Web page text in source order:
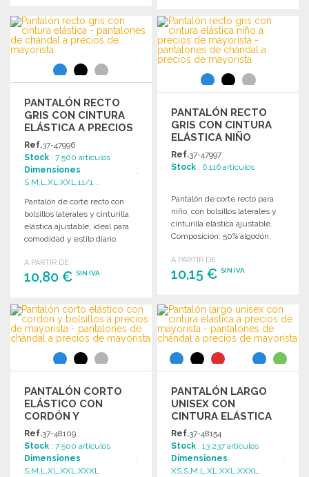
PEDIR
Solicitar un presupuesto
PEDIR
Solicitar un presupuesto
PANTALÓN RECTO
GRIS CON CINTURA
ELÁSTICA A PRECIOS
DE MAYORISTA
Ref.37-47996
Stock : 7 500 artículos
Dimensiones :
S,M,L,XL,XXL,11/1...
Pantalón de corte recto con
bolsillos laterales y cinturilla
elástica ajustable, ideal para
comodidad y estilo diario.
A PARTIR DE
10,80 € SIN IVA
PEDIR
Solicitar un presupuesto
PANTALÓN RECTO
GRIS CON CINTURA
ELÁSTICA NIÑO
Ref.37-47997
Stock : 6 116 artículos
Pantalón de corte recto para
niño, con bolsillos laterales y
cinturilla elástica ajustable.
Composición: 50% algodón,
A PARTIR DE
10,15 €SIN IVA
PEDIR
Solicitar un presupuesto
PANTALÓN CORTO
ELÁSTICO CON
CORDÓN Y
BOLSILLOS A
PRECIOS DE
MAYORISTA
Ref.37-48109
Stock : 7 500 artículos
Dimensiones :
S,M,L,XL,XXL,XXXL
PANTALÓN LARGO
UNISEX CON
CINTURA ELÁSTICA
Ref.37-48154
Stock : 13 237 artículos
Dimensiones :
XS,S,M,L,XL,XXL,XXXL